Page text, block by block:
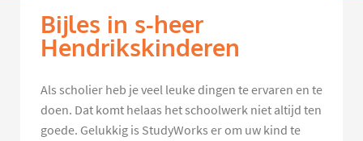
Bijles in s-heer
Hendrikskinderen
Als scholier heb je veel leuke dingen te ervaren en te
doen. Dat komt helaas het schoolwerk niet altijd ten
goede. Gelukkig is StudyWorks er om uw kind te